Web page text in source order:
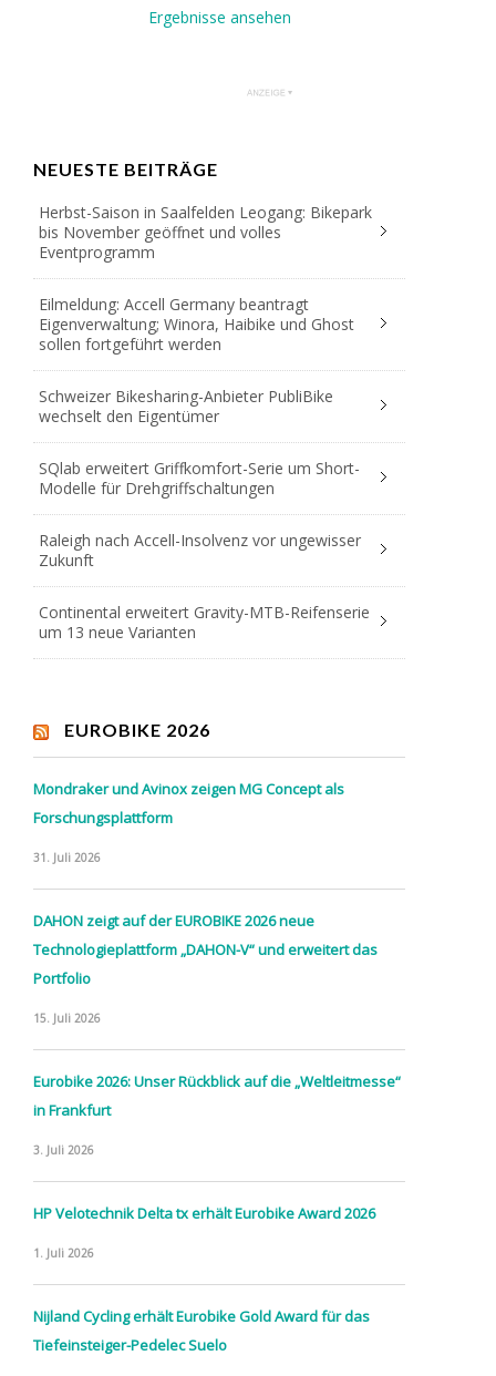
Ergebnisse ansehen
NEUESTE BEITRÄGE
Herbst-Saison in Saalfelden Leogang: Bikepark
bis November geöffnet und volles
Eventprogramm
Eilmeldung: Accell Germany beantragt
Eigenverwaltung; Winora, Haibike und Ghost
sollen fortgeführt werden
Schweizer Bikesharing-Anbieter PubliBike
wechselt den Eigentümer
SQlab erweitert Griffkomfort-Serie um Short-
Modelle für Drehgriffschaltungen
Raleigh nach Accell-Insolvenz vor ungewisser
Zukunft
Continental erweitert Gravity-MTB-Reifenserie
um 13 neue Varianten
EUROBIKE 2026
Mondraker und Avinox zeigen MG Concept als
Forschungsplattform
31. Juli 2026
DAHON zeigt auf der EUROBIKE 2026 neue
Technologieplattform „DAHON-V“ und erweitert das
Portfolio
15. Juli 2026
Eurobike 2026: Unser Rückblick auf die „Weltleitmesse“
in Frankfurt
3. Juli 2026
HP Velotechnik Delta tx erhält Eurobike Award 2026
1. Juli 2026
Nijland Cycling erhält Eurobike Gold Award für das
Tiefeinsteiger-Pedelec Suelo